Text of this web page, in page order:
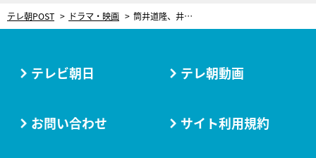
テレ朝POST ドラマ・映画 筒井道隆、井ノ原快彦と「いつか一緒に仕事がしたかった」 ドラマ『ボーダレス』に兄役で登場
テレビ朝日 テレ朝動画
お問い合わせ サイト利用規約